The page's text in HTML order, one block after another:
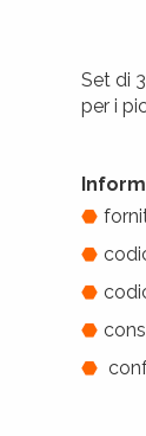
Set di
per i